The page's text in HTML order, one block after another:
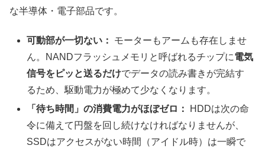
な半導体・電子部品です。
可動部が一切ない：
モーターもアームも存在しませ
ん。NANDフラッシュメモリと呼ばれるチップに電気
信号をピッと送るだけでデータの読み書きが完結す
るため、駆動電力が極めて少なくなります。
「待ち時間」の消費電力がほぼゼロ：
HDDは次の命
令に備えて円盤を回し続けなければなりませんが、
SSDはアクセスがない時間（アイドル時）は一瞬で